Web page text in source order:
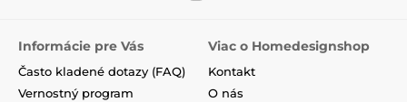
Informácie pre Vás
Často kladené dotazy (FAQ)
Vernostný program
Viac o Homedesignshop
Kontakt
O nás